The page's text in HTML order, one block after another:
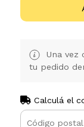
Una vez
tu pedido
Calculá el